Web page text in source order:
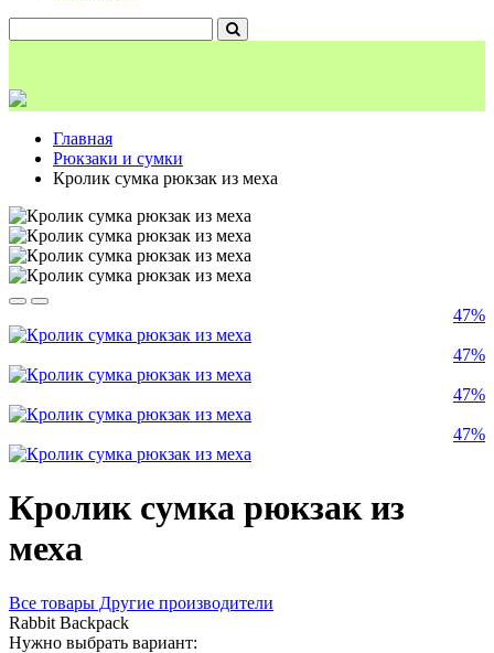
Главная
Рюкзаки и сумки
Кролик сумка рюкзак из меха
47%
47%
47%
47%
Кролик сумка рюкзак из
меха
Все товары Другие производители
Rabbit Backpack
Нужно выбрать вариант: